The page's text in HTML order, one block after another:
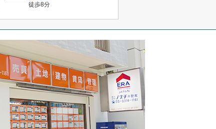
徒歩8分